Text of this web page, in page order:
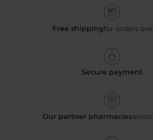
Free shippingfor orders
Secure payment
Our partner pharmacies